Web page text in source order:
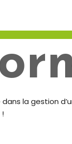
la gestion
!